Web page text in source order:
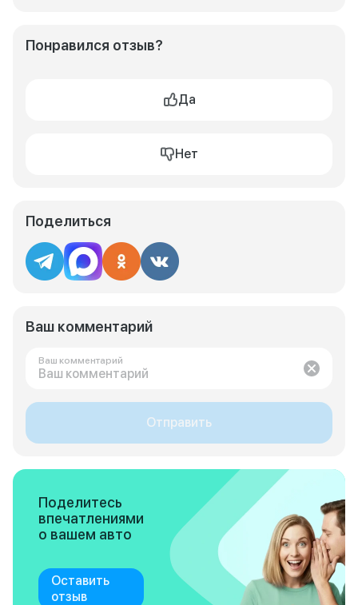
Понравился отзыв?
Да
Нет
Поделиться
Ваш комментарий
Ваш комментарий
Отправить
Поделитесь
впечатлениями
о вашем авто
Оставить
отзыв